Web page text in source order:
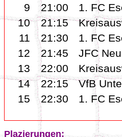
9 21:00 1. FC
10 21:15
11 21:30 1. FC
12 21:45 JFC
13 22:00
14 22:15 VfB
15 22:30 1. FC
Plazierungen: